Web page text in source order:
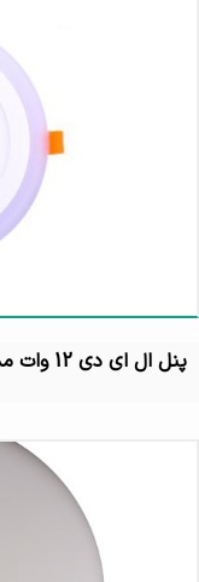
پنل ال ای دی 12 وات مدل 3 حالته